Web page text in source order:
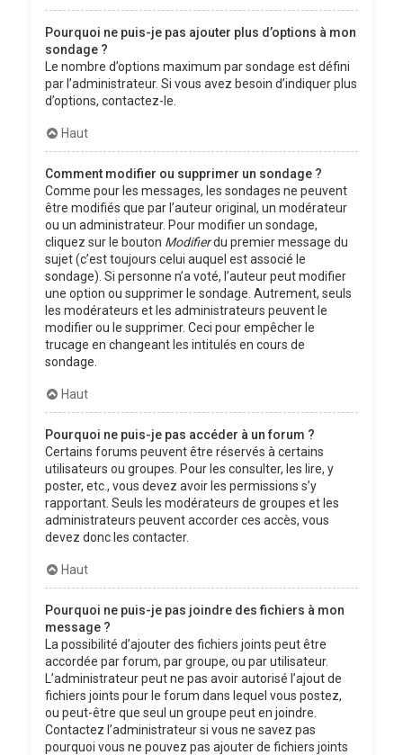
Pourquoi ne puis-je pas ajouter plus d’options à mon
sondage ?
Le nombre d’options maximum par sondage est défini
par l’administrateur. Si vous avez besoin d’indiquer plus
d’options, contactez-le.
Haut
Comment modifier ou supprimer un sondage ?
Comme pour les messages, les sondages ne peuvent
être modifiés que par l’auteur original, un modérateur
ou un administrateur. Pour modifier un sondage,
cliquez sur le bouton Modifierdu premier message du
sujet (c’est toujours celui auquel est associé le
sondage). Si personne n’a voté, l’auteur peut modifier
une option ou supprimer le sondage. Autrement, seuls
les modérateurs et les administrateurs peuvent le
modifier ou le supprimer. Ceci pour empêcher le
trucage en changeant les intitulés en cours de
sondage.
Haut
Pourquoi ne puis-je pas accéder à un forum ?
Certains forums peuvent être réservés à certains
utilisateurs ou groupes. Pour les consulter, les lire, y
poster, etc., vous devez avoir les permissions s’y
rapportant. Seuls les modérateurs de groupes et les
administrateurs peuvent accorder ces accès, vous
devez donc les contacter.
Haut
Pourquoi ne puis-je pas joindre des fichiers à mon
message ?
La possibilité d’ajouter des fichiers joints peut être
accordée par forum, par groupe, ou par utilisateur.
L’administrateur peut ne pas avoir autorisé l’ajout de
fichiers joints pour le forum dans lequel vous postez,
ou peut-être que seul un groupe peut en joindre.
Contactez l’administrateur si vous ne savez pas
pourquoi vous ne pouvez pas ajouter de fichiers joints